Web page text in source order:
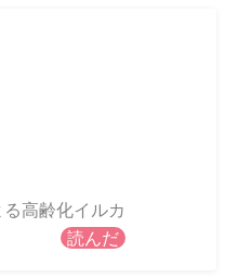
高齢化イルカ
読んだ